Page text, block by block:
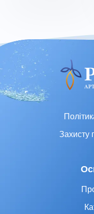
Захисту